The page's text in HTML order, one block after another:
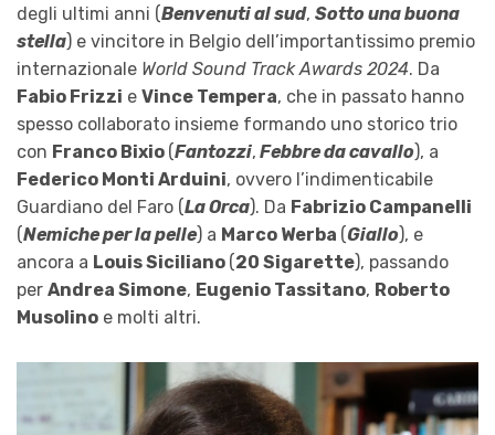
degli ultimi anni (Benvenuti al sud, Sotto una buona
stella) e vincitore in Belgio dell’importantissimo premio
internazionale World Sound Track Awards 2024. Da
Fabio Frizzi e Vince Tempera, che in passato hanno
spesso collaborato insieme formando uno storico trio
con Franco Bixio (Fantozzi, Febbre da cavallo), a
Federico Monti Arduini, ovvero l’indimenticabile
Guardiano del Faro (La Orca). Da Fabrizio Campanelli
(Nemiche per la pelle) a Marco Werba (Giallo), e
ancora a Louis Siciliano (20 Sigarette), passando
per Andrea Simone, Eugenio Tassitano, Roberto
Musolino e molti altri.